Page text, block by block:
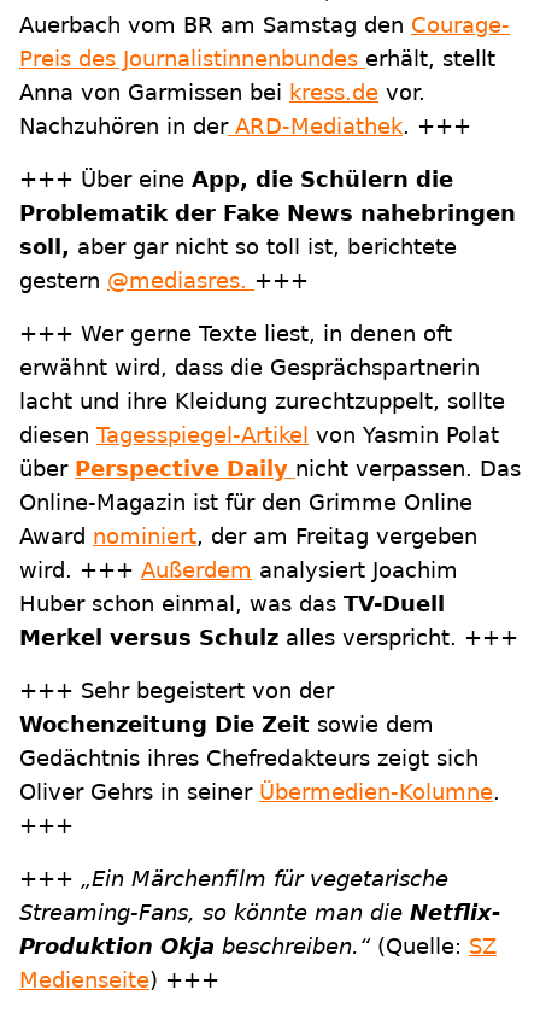
Auerbach vom BR am Samstag den Courage-
Preis des Journalistinnenbundes erhält, stellt
Anna von Garmissen bei kress.de vor.
Nachzuhören in derARD-Mediathek. +++
+++ Über eine App, die Schülern die
Problematik der Fake News nahebringen
soll, aber gar nicht so toll ist, berichtete
gestern @mediasres. +++
+++ Wer gerne Texte liest, in denen oft
erwähnt wird, dass die Gesprächspartnerin
lacht und ihre Kleidung zurechtzuppelt, sollte
diesen Tagesspiegel-Artikel von Yasmin Polat
über Perspective Daily nicht verpassen. Das
Online-Magazin ist für den Grimme Online
Award nominiert, der am Freitag vergeben
wird. +++ Außerdem analysiert Joachim
Huber schon einmal, was das TV-Duell
Merkel versus Schulz alles verspricht. +++
+++ Sehr begeistert von der
Wochenzeitung Die Zeit sowie dem
Gedächtnis ihres Chefredakteurs zeigt sich
Oliver Gehrs in seiner Übermedien-Kolumne.
+++
+++ „Ein Märchenfilm für vegetarische
Streaming-Fans, so könnte man die Netflix-
Produktion Okja beschreiben.“ (Quelle: SZ
Medienseite) +++